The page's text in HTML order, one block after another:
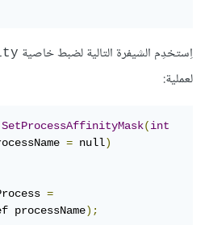
اِستخدِم الشيفرة التالية لضبط خاصية
لعملية:
SetProcessAffinityMask(int
= null)
=
processName);